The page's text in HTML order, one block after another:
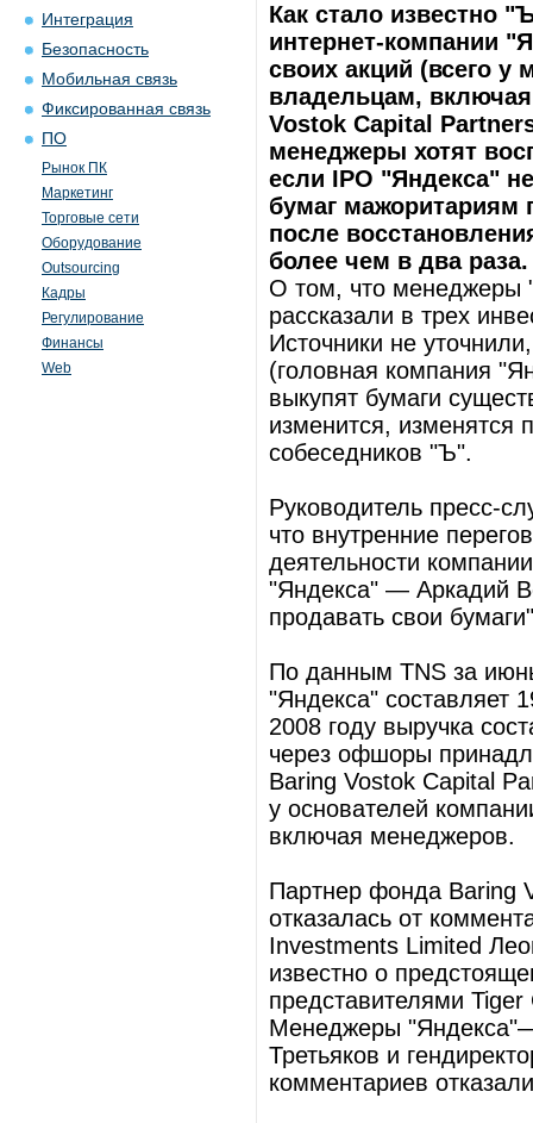
Интеграция
Безопасность
Мобильная связь
Фиксированная связь
ПО
Рынок ПК
Маркетинг
Торговые сети
Оборудование
Outsourcing
Кадры
Регулирование
Финансы
Web
Как стало известно
интернет-компании
своих акций (всего у
владельцам,
Vostok Capital
менеджеры хотят
если IPO "Яндекса"
бумаг мажоритариям
после
более чем в два раза.
О том, что менеджеры
рассказали в трех
Источники не
(головная компания
выкупят бумаги
изменится, изменятся
собеседников "Ъ".
Руководитель пресс-
что внутренние
деятельности
"Яндекса" — Аркадий
продавать свои
По данным TNS за
"Яндекса" составляет
2008 году выручка
через офшоры
Baring Vostok Capital
у основателей
включая менеджеров.
Партнер фонда Baring
отказалась от
Investments Limited
известно о
представителями
Менеджеры
Третьяков и
комментариев